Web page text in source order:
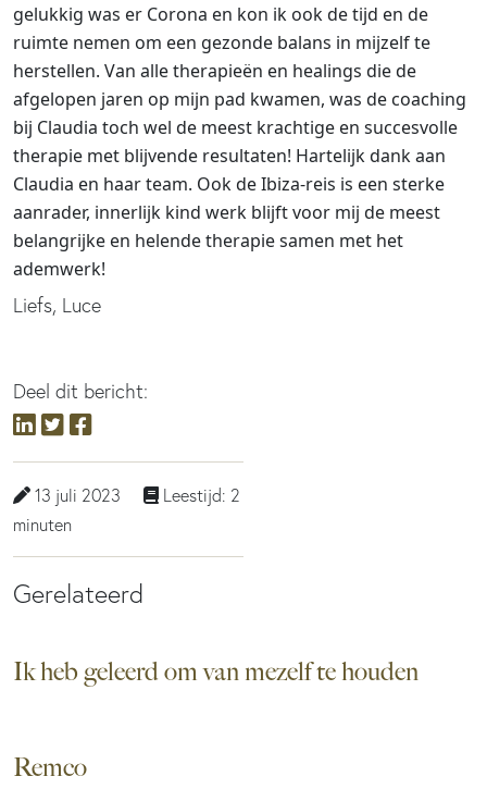
gelukkig was er Corona en kon ik ook de tijd en de
ruimte nemen om een gezonde balans in mijzelf te
herstellen. Van alle therapieën en healings die de
afgelopen jaren op mijn pad kwamen, was de coaching
bij Claudia toch wel de meest krachtige en succesvolle
therapie met blijvende resultaten! Hartelijk dank aan
Claudia en haar team. Ook de Ibiza-reis is een sterke
aanrader, innerlijk kind werk blijft voor mij de meest
belangrijke en helende therapie samen met het
ademwerk!
Liefs, Luce
Deel dit bericht:
13 juli 2023
Leestijd: 2
minuten
Gerelateerd
Ik heb geleerd om van mezelf te houden
Remco